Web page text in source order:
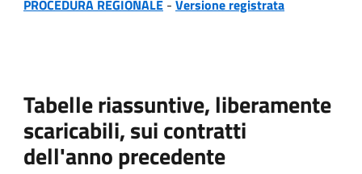
PROCEDURA REGIONALE - Versione registrata
Tabelle riassuntive, liberamente
scaricabili, sui contratti
dell'anno precedente